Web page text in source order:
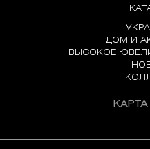
ДОМ И
ВЫСОКОЕ